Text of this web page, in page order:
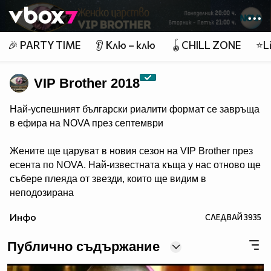
👾
🎉 PARTY TIME 👂 Клю – клю 🪀CHILL ZONE
VIP Brother 2018
Най-успешният български риалити формат се завръща
в ефира на NOVA през септември
Жените ще царуват в новия сезон на VIP Brother през
есента по NOVA. Най-известната къща у нас отново ще
събере плеяда от звезди, които ще видим в
неподозирана
телевизията в България, се завръща в ефира през
цялата власт, но и цялата отговорност в ръцете на
дамите.
Инфо СЛЕДВАЙ3935
Публично съдържание